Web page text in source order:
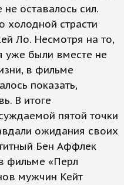
оставалось сил.
холодной страсти
Ло. Несмотря на то,
уже были вместе не
в фильме
показать,
В итоге
пятой точки
ожидания своих
Бен Аффлек
фильме «Перл
мужчин Кейт